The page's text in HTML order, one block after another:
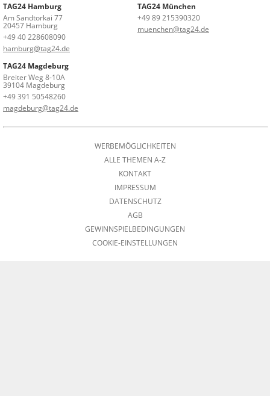
TAG24 Hamburg
Am Sandtorkai 77
20457 Hamburg
+49 40 228608090
hamburg@tag24.de
TAG24 München
+49 89 215390320
muenchen@tag24.de
TAG24 Magdeburg
Breiter Weg 8-10A
39104 Magdeburg
+49 391 50548260
magdeburg@tag24.de
WERBEMÖGLICHKEITEN
ALLE THEMEN A-Z
KONTAKT
IMPRESSUM
DATENSCHUTZ
AGB
GEWINNSPIELBEDINGUNGEN
COOKIE-EINSTELLUNGEN